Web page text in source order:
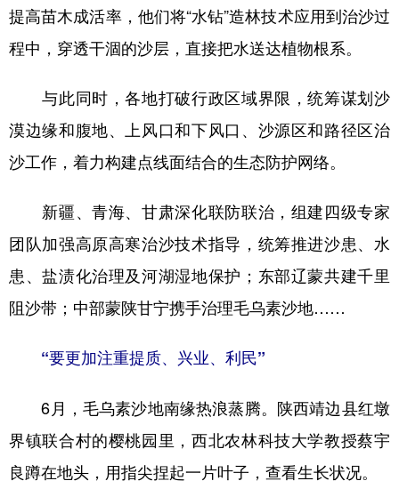
提高苗木成活率，他们将“水钻”造林技术应用到治沙过
程中，穿透干涸的沙层，直接把水送达植物根系。
与此同时，各地打破行政区域界限，统筹谋划沙
漠边缘和腹地、上风口和下风口、沙源区和路径区治
沙工作，着力构建点线面结合的生态防护网络。
新疆、青海、甘肃深化联防联治，组建四级专家
团队加强高原高寒治沙技术指导，统筹推进沙患、水
患、盐渍化治理及河湖湿地保护；东部辽蒙共建千里
阻沙带；中部蒙陕甘宁携手治理毛乌素沙地……
“要更加注重提质、兴业、利民”
6月，毛乌素沙地南缘热浪蒸腾。陕西靖边县红墩
界镇联合村的樱桃园里，西北农林科技大学教授蔡宇
良蹲在地头，用指尖捏起一片叶子，查看生长状况。